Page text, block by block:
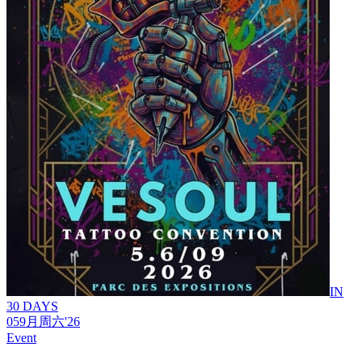
IN
30 DAYS
059月 周六'26
Event